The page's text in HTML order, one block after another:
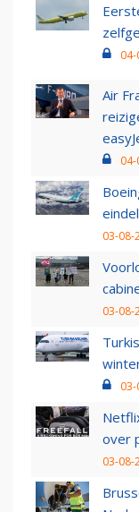
Air
03-08-
03-08-
over
03-08-